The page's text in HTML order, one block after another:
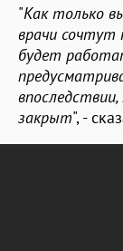
"Как только
врачи сочтут
будет
закрыт", -